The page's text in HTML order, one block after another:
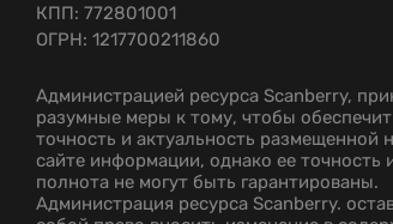
КПП: 772801001
ОГРН: 1217700211860